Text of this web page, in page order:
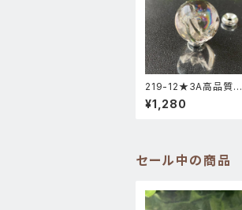
219-12★3A高品質ス
モーキーアイリス【スフ
ィア】天然石インテリア
¥1,280
セール中の商品